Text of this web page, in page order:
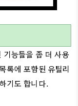
능들을 좀 더 사용
록에 포함된 유틸리
기도 합니다.